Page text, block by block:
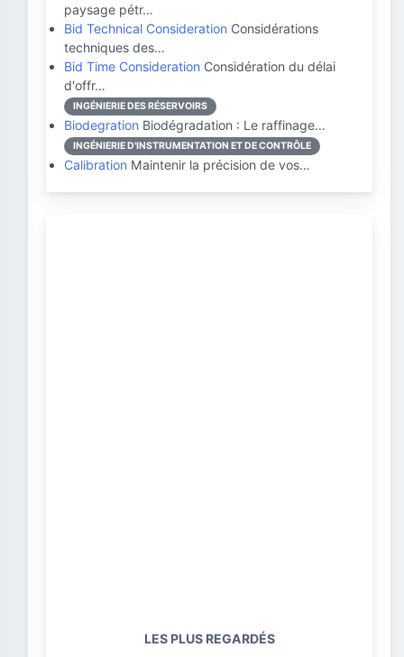
paysage pétr…
Bid Technical Consideration Considérations
techniques des…
Bid Time Consideration Considération du délai
d'offr…
INGÉNIERIE DES RÉSERVOIRS
Biodegration Biodégradation : Le raffinage…
INGÉNIERIE D'INSTRUMENTATION ET DE CONTRÔLE
Calibration Maintenir la précision de vos…
LES PLUS REGARDÉS